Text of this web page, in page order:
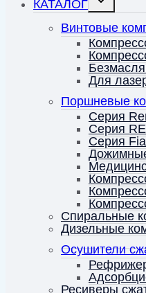
КАТАЛОГ
дочернее
меню
Винтовые
Для
Поршневые
Серия
Серия
Серия
Спиральные
Дизельные
Осушители
Ресиверы